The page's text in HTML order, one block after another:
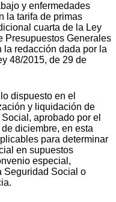
y enfermedades
la tarifa de primas
cuarta de la Ley
Presupuestos Generales
la redacción dada por la
48/2015, de 29 de
dispuesto en el
y liquidación de
aprobado por el
diciembre, en esta
para determinar
en supuestos
especial,
Seguridad Social o